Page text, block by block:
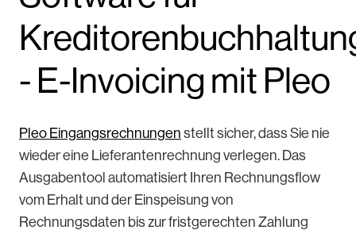
- E-Invoicing mit Pleo
Pleo Eingangsrechnungen stellt sicher, dass Sie nie
wieder eine Lieferantenrechnung verlegen. Das
Ausgabentool automatisiert Ihren Rechnungsflow
vom Erhalt und der Einspeisung von
Rechnungsdaten bis zur fristgerechten Zahlung